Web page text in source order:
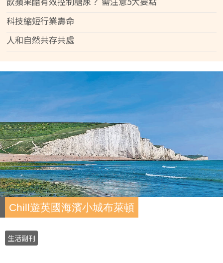
科技縮短行業壽命
人和自然共存共處
Chill遊英國海濱小城布萊頓
生活副刊